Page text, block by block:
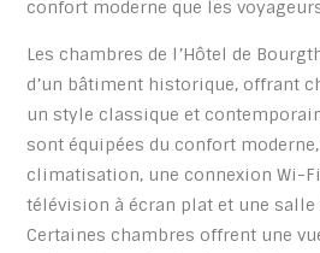
confort moderne que les
Les chambres de l’Hôtel de
d’un bâtiment historique, offrant
un style classique et
sont équipées du confort
climatisation, une connexion Wi-
télévision à écran plat et une salle
Certaines chambres offrent une